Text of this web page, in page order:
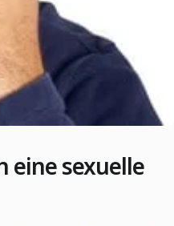
eine sexuelle